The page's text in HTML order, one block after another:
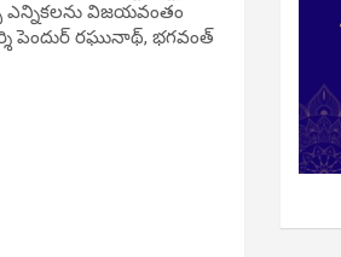
విజయవంతం
పెందుర్ రఘునాథ్, భగవంత్